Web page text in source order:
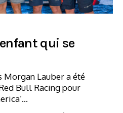
qui se
Morgan Lauber a été
Bull Racing pour